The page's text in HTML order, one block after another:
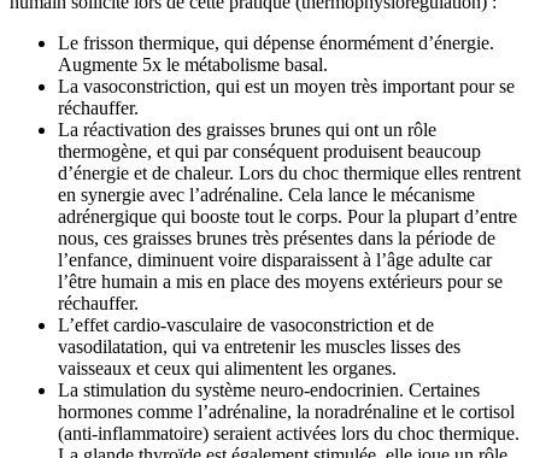
Le frisson thermique, qui dépense énormément d’énergie.
Augmente 5x le métabolisme basal.
La vasoconstriction, qui est un moyen très important pour se
réchauffer.
La réactivation des graisses brunes qui ont un rôle
thermogène, et qui par conséquent produisent beaucoup
d’énergie et de chaleur. Lors du choc thermique elles rentrent
en synergie avec l’adrénaline. Cela lance le mécanisme
adrénergique qui booste tout le corps. Pour la plupart d’entre
nous, ces graisses brunes très présentes dans la période de
l’enfance, diminuent voire disparaissent à l’âge adulte car
l’être humain a mis en place des moyens extérieurs pour se
réchauffer.
L’effet cardio-vasculaire de vasoconstriction et de
vasodilatation, qui va entretenir les muscles lisses des
vaisseaux et ceux qui alimentent les organes.
La stimulation du système neuro-endocrinien. Certaines
hormones comme l’adrénaline, la noradrénaline et le cortisol
(anti-inflammatoire) seraient activées lors du choc thermique.